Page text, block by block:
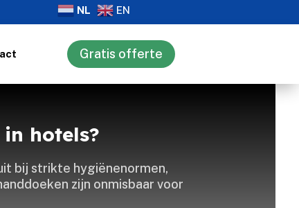
NL EN
Gratis offerte
hotels?
bij strikte hygiënenormen,
zijn onmisbaar voor